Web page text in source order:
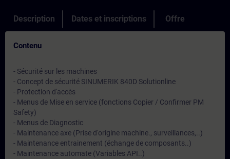
Description Dates et inscriptions Offre
Contenu
- Sécurité sur les machines
- Concept de sécurité SINUMERIK 840D Solutionline
- Protection d'accès
- Menus de Mise en service (fonctions Copier / Confirmer PM
Safety)
- Menus de Diagnostic
- Maintenance axe (Prise d'origine machine., surveillances,..)
- Maintenance entrainement (échange de composants..)
- Maintenance automate (Variables API..)